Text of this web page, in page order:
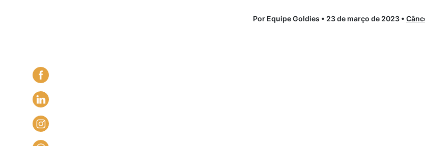
Por Equipe Goldies • 23 de março de 2023 •